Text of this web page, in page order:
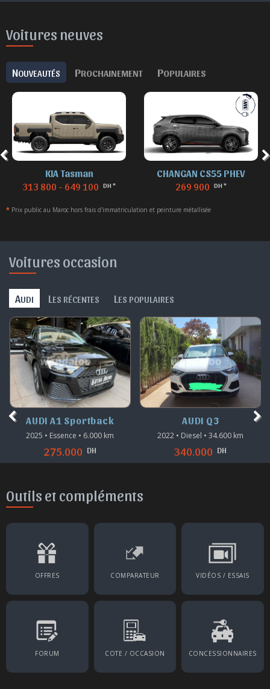
Voitures neuves
NOUVEAUTÉS PROCHAINEMENT POPULAIRES
CHANGAN CS55 PHEV
269 900 DH *
DENZA B8
869 900 DH *
* Prix public au Maroc hors frais d'immatriculation et peinture métallisée
Voitures occasion
AUDI L ES RÉCENTES L ES POPULAIRES
AUDI Q3
2022 • Diesel • 34.600 km
340.000 DH
AUDI A5 Coupé
2017 • Diesel • 119.000 km
255.000 DH
Outils et compléments
OFFRES COMPARATEUR VIDÉOS / ESSAIS
FORUM COTE / OCCASION CONCESSIONNAIRES